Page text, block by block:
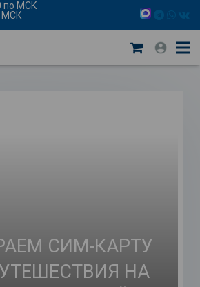
по МСК
МСК
СИМ-КАРТУ
НА